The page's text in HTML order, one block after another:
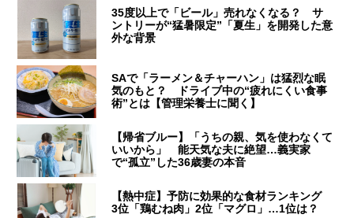
35度以上で「ビール」売れなくなる？ サ
ントリーが“猛暑限定”「夏生」を開発した意
外な背景
SAで「ラーメン＆チャーハン」は猛烈な眠
気のもと？ ドライブ中の“疲れにくい食事
術”とは【管理栄養士に聞く】
【帰省ブルー】「うちの親、気を使わなくて
いいから」 能天気な夫に絶望…義実家
で“孤立”した36歳妻の本音
【熱中症】予防に効果的な食材ランキング
3位「鶏むね肉」2位「マグロ」…1位は？